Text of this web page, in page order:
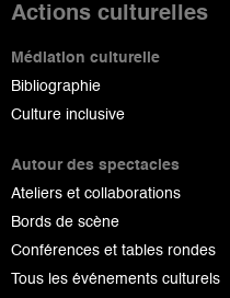
Actions culturelles
Médiation culturelle
Bibliographie
Culture inclusive
Autour des spectacles
Ateliers et collaborations
Bords de scène
Conférences et tables rondes
Tous les événements culturels